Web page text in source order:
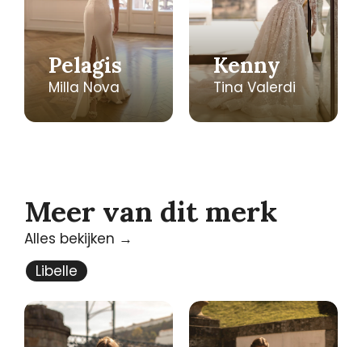
Pelagis
Milla Nova
Kenny
Tina Valerdi
Meer van dit merk
Alles bekijken →
Libelle